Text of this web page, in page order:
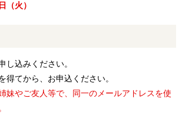
（火）
し込みください。
てから、お申込ください。
妹やご友人等で、同一のメールアドレスを使